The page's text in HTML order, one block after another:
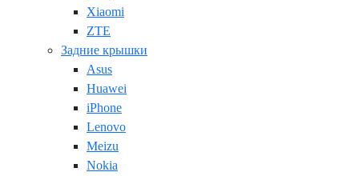
Xiaomi
ZTE
Задние крышки
Asus
Huawei
iPhone
Lenovo
Meizu
Nokia